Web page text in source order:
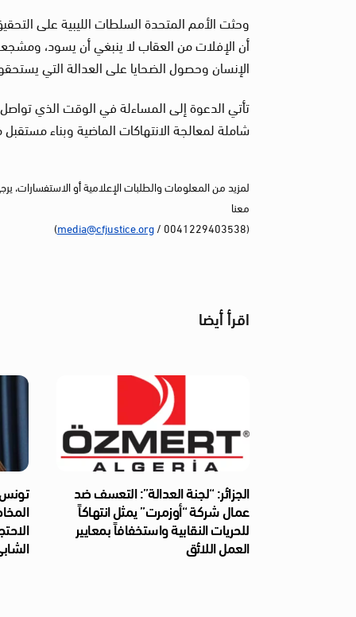
وحثت الأمم المتحدة السلطات الليبية على
أن الإفلات من العقاب لا ينبغي أن يسود،
الإنسان وحصول الضحايا على العدالة التي
تأتي الدعوة إلى المساءلة في الوقت الذي
شاملة لمعالجة الانتهاكات الماضية وبناء
لمزيد من المعلومات والطلبات الإعلامية أو الاستفسارات،
معنا
(0041229403538 /
media@cfjustice.org
)
اقرأ أيضا
الجزائر: “لجنة العدالة”: التعسف ضد
عمال شركة “أوزمرت” يمثل انتهاكاً
للحريات النقابية واستخفافاً بمعايير
العمل اللائق